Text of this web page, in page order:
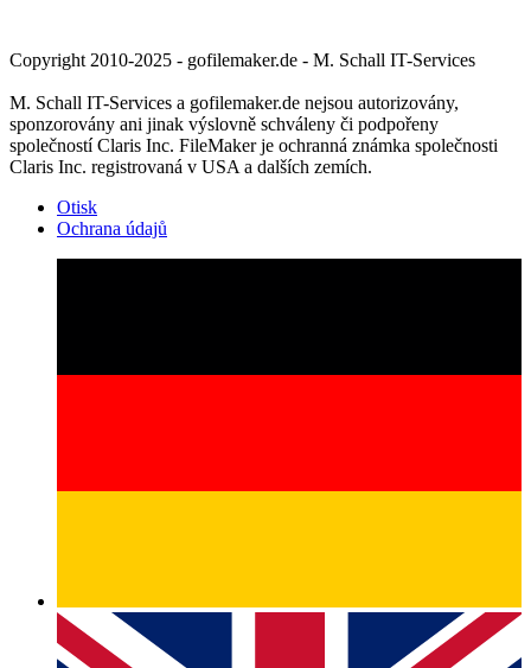
Copyright 2010-2025 - gofilemaker.de - M. Schall IT-Services
M. Schall IT-Services a gofilemaker.de nejsou autorizovány,
sponzorovány ani jinak výslovně schváleny či podpořeny
společností Claris Inc. FileMaker je ochranná známka společnosti
Claris Inc. registrovaná v USA a dalších zemích.
Otisk
Ochrana údajů